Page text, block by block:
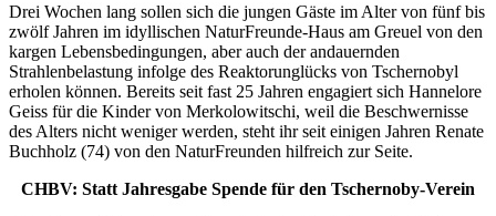
Drei Wochen lang sollen sich die jungen Gäste im Alter von fünf bis
zwölf Jahren im idyllischen NaturFreunde-Haus am Greuel von den
kargen Lebensbedingungen, aber auch der andauernden
Strahlenbelastung infolge des Reaktorunglücks von Tschernobyl
erholen können. Bereits seit fast 25 Jahren engagiert sich Hannelore
Geiss für die Kinder von Merkolowitschi, weil die Beschwernisse
des Alters nicht weniger werden, steht ihr seit einigen Jahren Renate
Buchholz (74) von den NaturFreunden hilfreich zur Seite.
CHBV: Statt Jahresgabe Spende für den Tschernoby-Verein